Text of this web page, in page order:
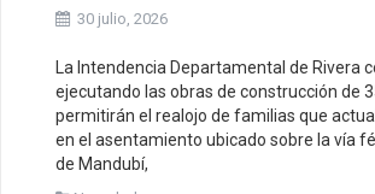
30 julio, 2026
La Intendencia Departamental de Rivera
ejecutando las obras de construcción de
permitirán el realojo de familias que
en el asentamiento ubicado sobre la vía
de Mandubí,